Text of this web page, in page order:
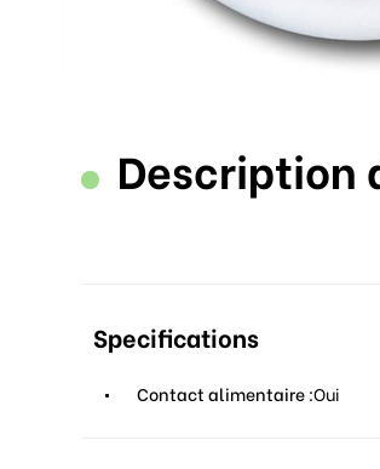
Description
Specifications
Contact alimentaire :Oui